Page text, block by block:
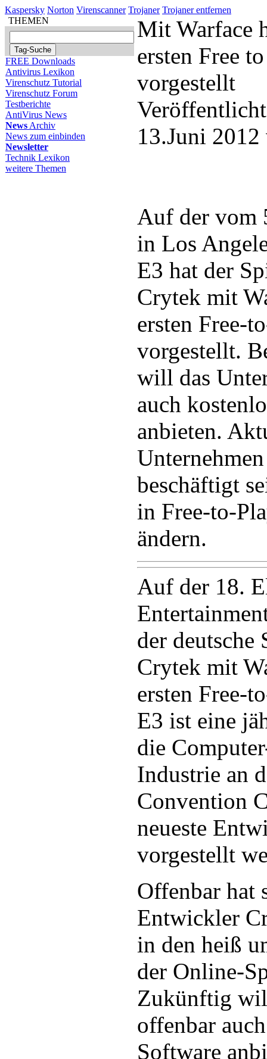
Kaspersky Norton Virenscanner Trojaner Trojaner entfernen
THEMEN
FREE Downloads
Antivirus Lexikon
Virenschutz Tutorial
Virenschutz Forum
Testberichte
AntiVirus News
News Archiv
News zum einbinden
Newsletter
Technik Lexikon
weitere Themen
Mit Warface
ersten Free
vorgestellt
13.Juni
Auf der vom
in Los
E3 hat der
Crytek mit
ersten Free-
vorgestellt.
will das
auch
anbieten.
beschäftigt
in Free-to-
ändern.
Auf der 18.
der
Crytek mit
ersten Free-
E3 ist eine
die
Industrie an
Convention
neueste
vorgestellt
Offenbar hat
Entwickler
in den heiß
der Online-
Zukünftig
offenbar
Software